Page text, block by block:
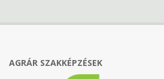
AGRÁR SZAKKÉPZÉSEK